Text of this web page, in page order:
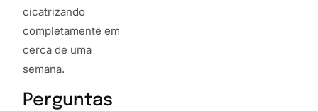
cicatrizando
completamente em
cerca de uma
semana.
Perguntas